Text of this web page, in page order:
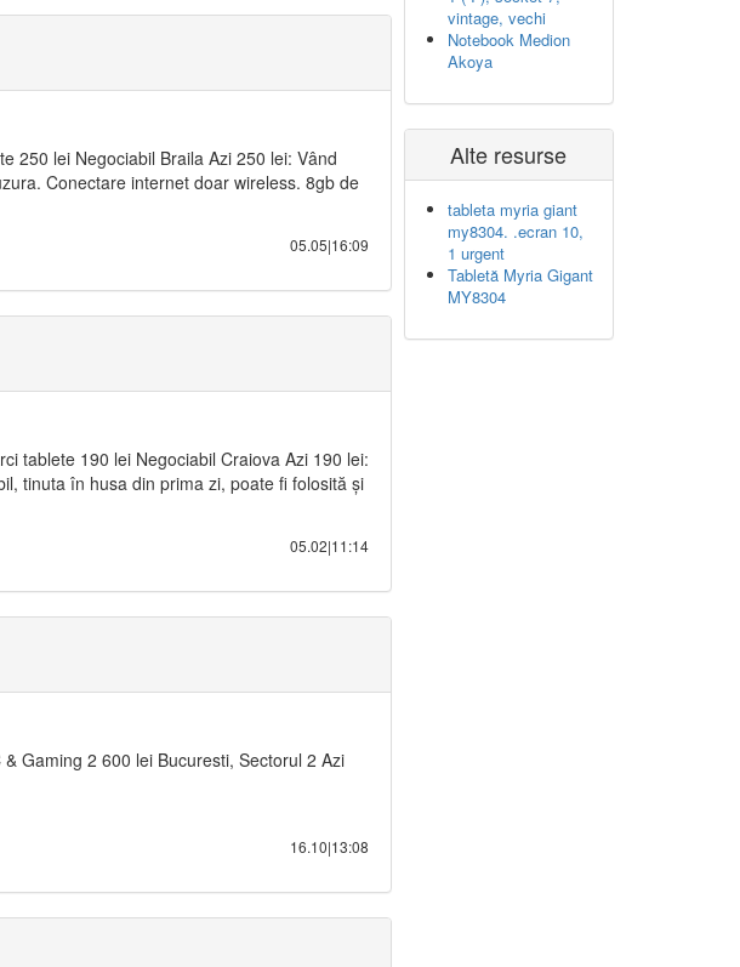
250 lei Negociabil Braila Azi 250 lei: Vând
Conectare internet doar wireless. 8gb de
05.05|16:09
tablete 190 lei Negociabil Craiova Azi 190 lei:
tinuta în husa din prima zi, poate fi folosită și
05.02|11:14
Gaming 2 600 lei Bucuresti, Sectorul 2 Azi
16.10|13:08
vintage, vechi
Notebook Medion
Akoya
Alte resurse
tableta myria giant
my8304. .ecran 10,
1 urgent
Tabletă Myria Gigant
MY8304